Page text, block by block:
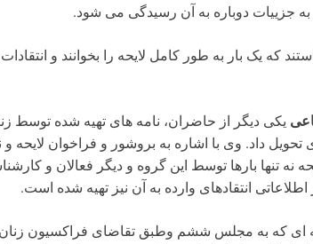
جزییات دوباره به آن رسیدگی می شود.
که یک بار به طور کامل لایحه را بخوانند و
یکی دیگر از حاضران، نامه های تهیه شده توسط
داد. وی با اشاره به بروشور و فراخوان لایحه
نه تنها بارها توسط این گروه و دیگر فعالان و
انتقادهای وارده به آن نیز تهیه شده است.
ای که به مجلس ششم وطبق تقاضای فراکسیون زنان